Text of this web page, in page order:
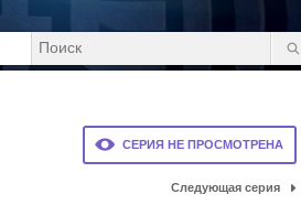
СЕРИЯ НЕ ПРОСМОТРЕНА
Следующая серия